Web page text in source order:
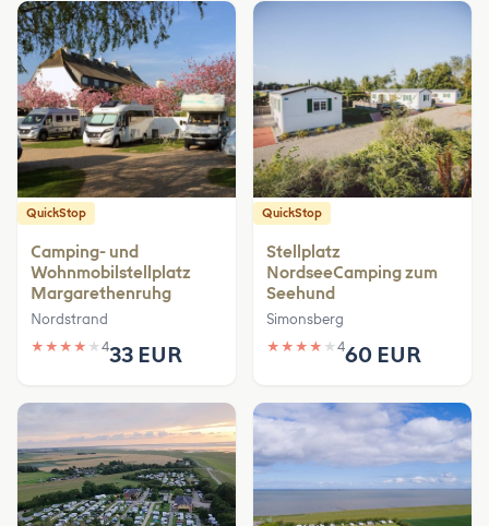
QuickStop
Camping- und
Wohnmobilstellplatz
Margarethenruhg
Nordstrand
★ ★ ★ ★ ★ 433 EUR
QuickStop
Stellplatz
NordseeCamping zum
Seehund
Simonsberg
★ ★ ★ ★ ★ 460 EUR